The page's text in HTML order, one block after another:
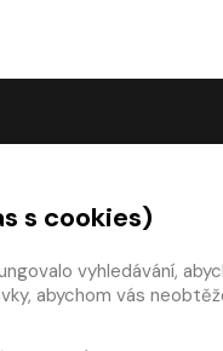
od smlouvy
s cookies)
vyhledávání,
abychom vás